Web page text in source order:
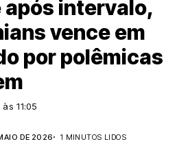
intervalo,
vence em
por polêmicas
11:05
DE 2026 1 MINUTOS LIDOS